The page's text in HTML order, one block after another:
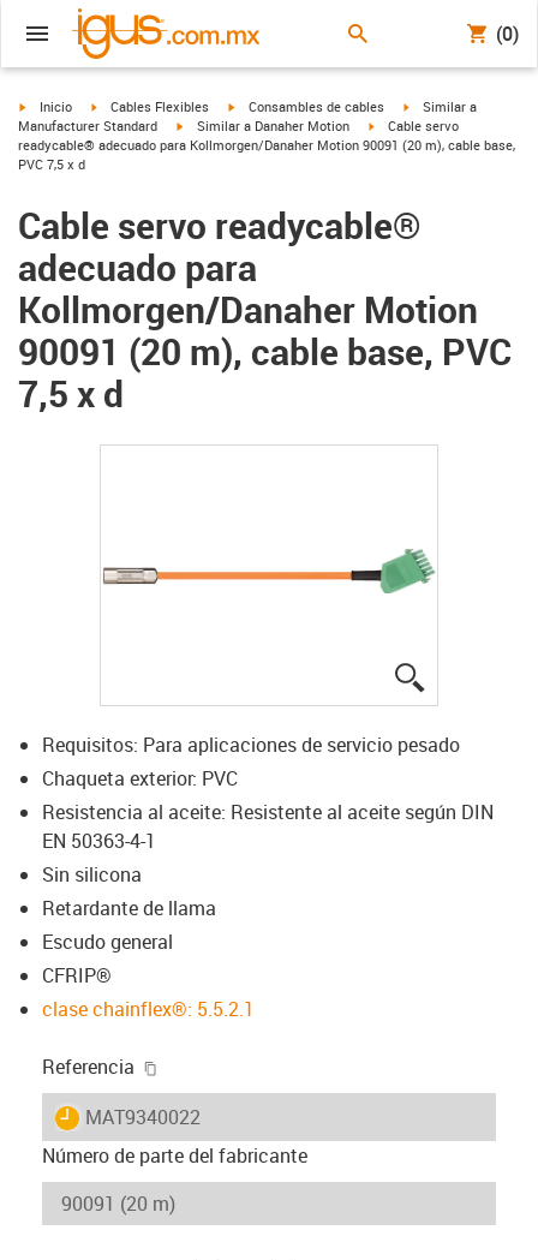
(0)
igus-icon-arrow-right
Inicio igus-icon-arrow-right
Cables Flexibles igus-icon-arrow-right
Consambles de cables igus-icon-arrow-right
Similar a
Manufacturer Standard
igus-icon-arrow-right
Similar a Danaher Motion igus-icon-arrow-right
Cable servo
readycable® adecuado para Kollmorgen/Danaher Motion 90091 (20 m), cable base,
PVC 7,5 x d
Cable servo readycable®
adecuado para
Kollmorgen/Danaher Motion
90091 (20 m), cable base, PVC
7,5 x d
Requisitos: Para aplicaciones de servicio pesado
Chaqueta exterior: PVC
Resistencia al aceite: Resistente al aceite según DIN
EN 50363-4-1
Sin silicona
Retardante de llama
Escudo general
CFRIP®
clase chainflex®: 5.5.2.1
Referencia
igus-icon-lieferzeit
MAT9340022
Número de parte del fabricante